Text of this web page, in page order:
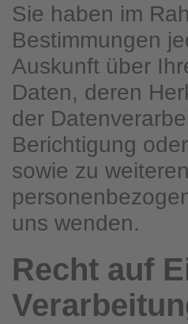
Sie haben im
Bestimmungen
Auskunft über
Daten, deren
der
Berichtigung
sowie zu
uns wenden.
Recht auf